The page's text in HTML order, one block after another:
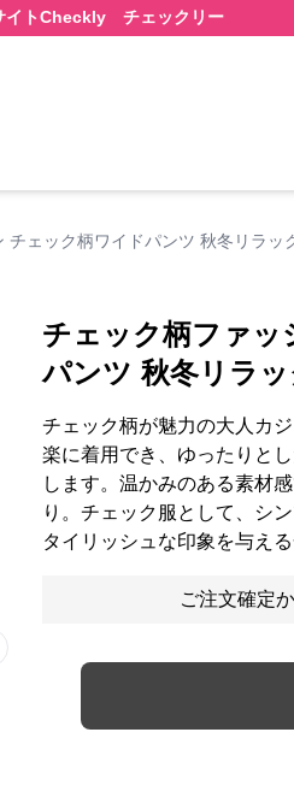
トCheckly チェックリー
チェック柄ワイドパンツ 秋冬リラッ
slide
チェック柄ファッ
パンツ 秋冬リラッ
チェック柄が魅力の大人カ
楽に着用でき、ゆったりと
します。温かみのある素材
り。チェック服として、シ
タイリッシュな印象を与える
ご注文確定